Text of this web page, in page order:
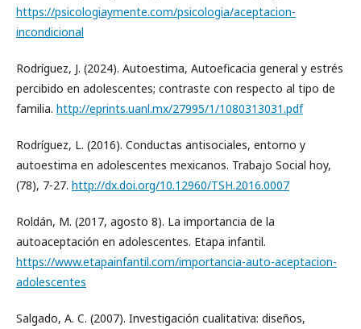
https://psicologiaymente.com/psicologia/aceptacion-
incondicional
Rodríguez, J. (2024). Autoestima, Autoeficacia general y estrés
percibido en adolescentes; contraste con respecto al tipo de
familia. http://eprints.uanl.mx/27995/1/1080313031.pdf
Rodríguez, L. (2016). Conductas antisociales, entorno y
autoestima en adolescentes mexicanos. Trabajo Social hoy,
(78), 7-27. http://dx.doi.org/10.12960/TSH.2016.0007
Roldán, M. (2017, agosto 8). La importancia de la
autoaceptación en adolescentes. Etapa infantil.
https://www.etapainfantil.com/importancia-auto-aceptacion-
adolescentes
Salgado, A. C. (2007). Investigación cualitativa: diseños,